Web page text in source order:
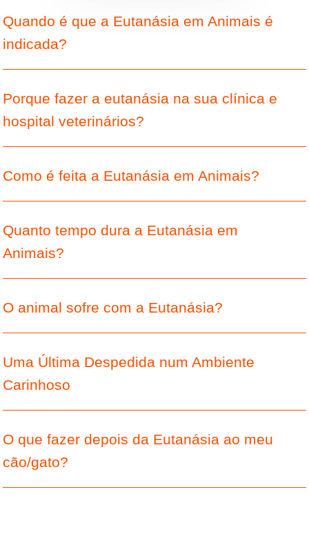
Quando é que a Eutanásia em Animais é
indicada?
Porque fazer a eutanásia na sua clínica e
hospital veterinários?
Como é feita a Eutanásia em Animais?
Quanto tempo dura a Eutanásia em
Animais?
O animal sofre com a Eutanásia?
Uma Última Despedida num Ambiente
Carinhoso
O que fazer depois da Eutanásia ao meu
cão/gato?